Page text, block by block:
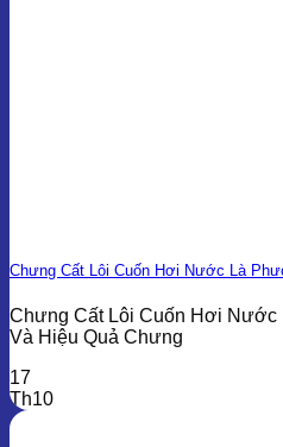
Chưng Cất Lôi Cuốn Hơi Nước Là
Chưng Cất Lôi Cuốn Hơi Nước
Và Hiệu Quả Chưng
17
Th10